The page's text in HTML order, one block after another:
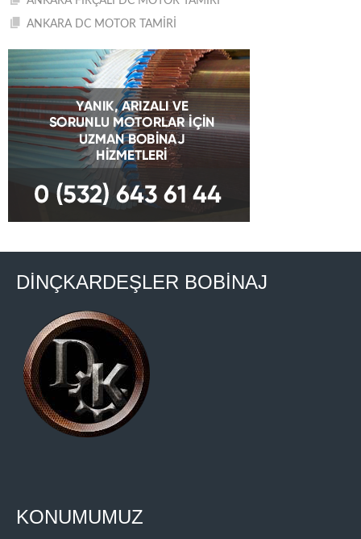
ANKARA DC MOTOR TAMİRİ
DİNÇKARDEŞLER BOBİNAJ
KONUMUMUZ